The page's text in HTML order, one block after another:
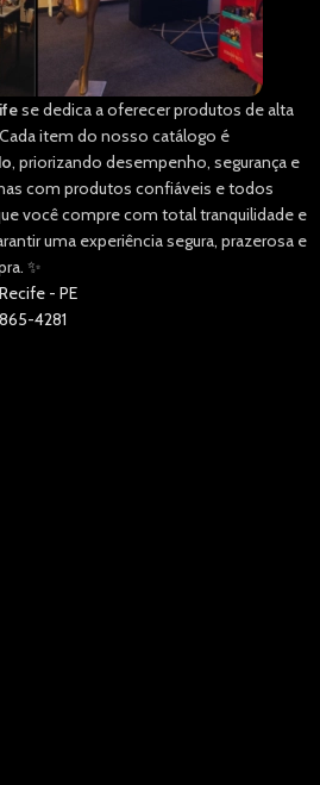
se dedica a oferecer produtos de alta
item do nosso catálogo é
, priorizando desempenho, segurança e
com produtos confiáveis e todos
você compre com total tranquilidade e
uma experiência segura, prazerosa e
✨
- PE
4281